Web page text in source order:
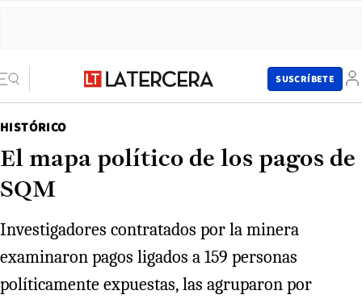
SUSCRÍBETE
HISTÓRICO
El mapa político de los pagos de
SQM
Investigadores contratados por la minera
examinaron pagos ligados a 159 personas
políticamente expuestas, las agruparon por